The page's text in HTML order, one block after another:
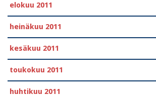
elokuu 2011
heinäkuu 2011
kesäkuu 2011
toukokuu 2011
huhtikuu 2011